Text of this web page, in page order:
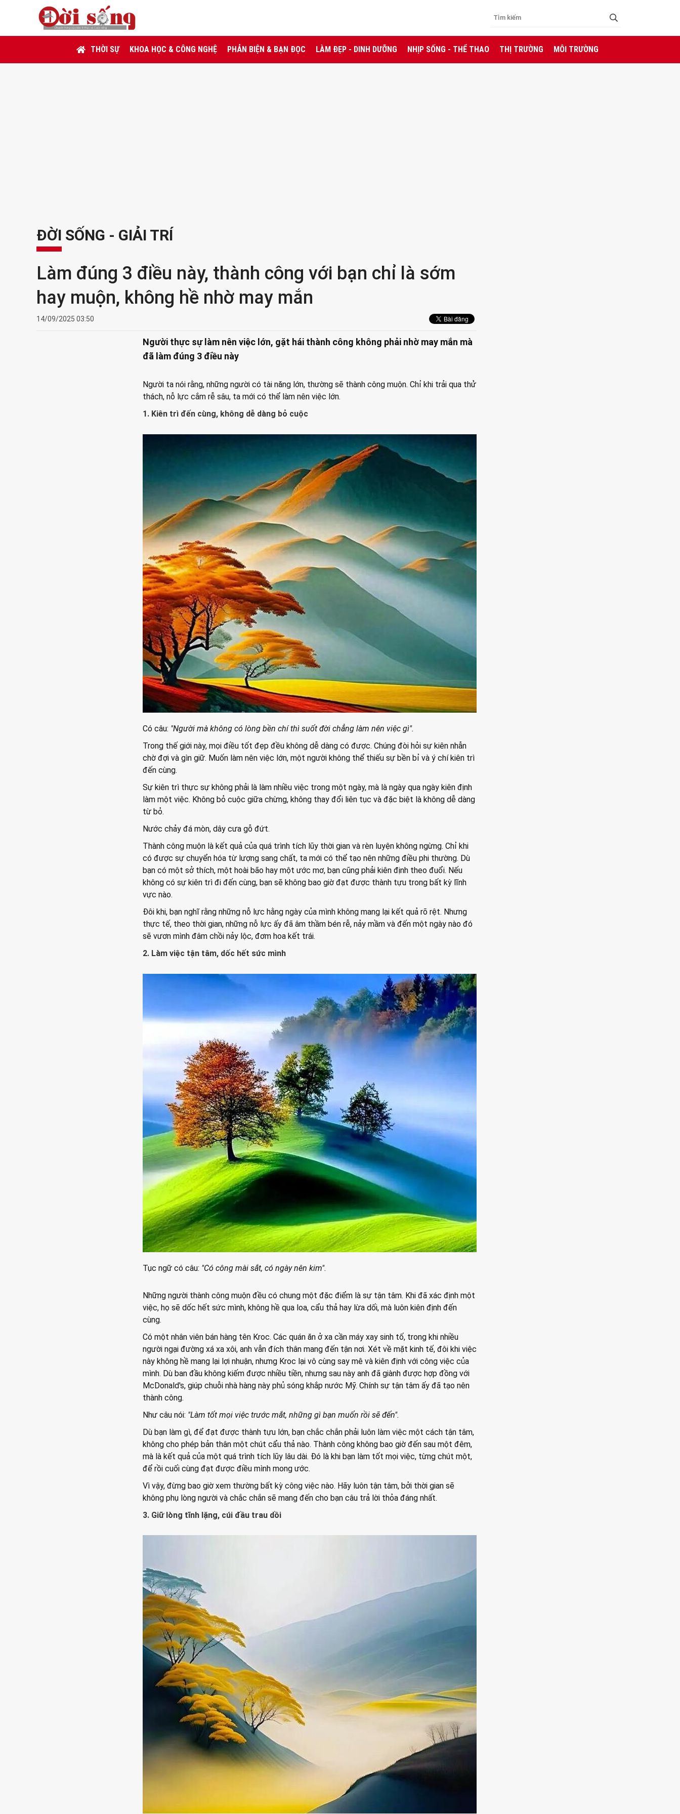
THỜI SỰ KHOA HỌC & CÔNG NGHỆ PHẢN BIỆN & BẠN ĐỌC LÀM ĐẸP - DINH DƯỠNG NHỊP SỐNG - THỂ THAO THỊ TRƯỜNG MÔI TRƯỜNG
ĐỜI SỐNG - GIẢI TRÍ
Làm đúng 3 điều này, thành công với bạn chỉ là sớm
hay muộn, không hề nhờ may mắn
14/09/2025 03:50
Người thực sự làm nên việc lớn, gặt hái thành công không phải nhờ may mắn mà
đã làm đúng 3 điều này
Người ta nói rằng, những người có tài năng lớn, thường sẽ thành công muộn. Chỉ khi trải qua thử
thách, nỗ lực cắm rễ sâu, ta mới có thể làm nên việc lớn.
1. Kiên trì đến cùng, không dễ dàng bỏ cuộc
Có câu: "Người mà không có lòng bền chí thì suốt đời chẳng làm nên việc gì".
Trong thế giới này, mọi điều tốt đẹp đều không dễ dàng có được. Chúng đòi hỏi sự kiên nhẫn
chờ đợi và gìn giữ. Muốn làm nên việc lớn, một người không thể thiếu sự bền bỉ và ý chí kiên trì
đến cùng.
Sự kiên trì thực sự không phải là làm nhiều việc trong một ngày, mà là ngày qua ngày kiên định
làm một việc. Không bỏ cuộc giữa chừng, không thay đổi liên tục và đặc biệt là không dễ dàng
từ bỏ.
Nước chảy đá mòn, dây cưa gỗ đứt.
Thành công muộn là kết quả của quá trình tích lũy thời gian và rèn luyện không ngừng. Chỉ khi
có được sự chuyển hóa từ lượng sang chất, ta mới có thể tạo nên những điều phi thường. Dù
bạn có một sở thích, một hoài bão hay một ước mơ, bạn cũng phải kiên định theo đuổi. Nếu
không có sự kiên trì đi đến cùng, bạn sẽ không bao giờ đạt được thành tựu trong bất kỳ lĩnh
vực nào.
Đôi khi, bạn nghĩ rằng những nỗ lực hằng ngày của mình không mang lại kết quả rõ rệt. Nhưng
thực tế, theo thời gian, những nỗ lực ấy đã âm thầm bén rễ, nảy mầm và đến một ngày nào đó
sẽ vươn mình đâm chồi nảy lộc, đơm hoa kết trái.
2. Làm việc tận tâm, dốc hết sức mình
Tục ngữ có câu: "Có công mài sắt, có ngày nên kim".
Những người thành công muộn đều có chung một đặc điểm là sự tận tâm. Khi đã xác định một
việc, họ sẽ dốc hết sức mình, không hề qua loa, cẩu thả hay lừa dối, mà luôn kiên định đến
cùng.
Có một nhân viên bán hàng tên Kroc. Các quán ăn ở xa cần máy xay sinh tố, trong khi nhiều
người ngại đường xá xa xôi, anh vẫn đích thân mang đến tận nơi. Xét về mặt kinh tế, đôi khi việc
này không hề mang lại lợi nhuận, nhưng Kroc lại vô cùng say mê và kiên định với công việc của
mình. Dù ban đầu không kiếm được nhiều tiền, nhưng sau này anh đã giành được hợp đồng với
McDonald's, giúp chuỗi nhà hàng này phủ sóng khắp nước Mỹ. Chính sự tận tâm ấy đã tạo nên
thành công.
Như câu nói: "Làm tốt mọi việc trước mắt, những gì bạn muốn rồi sẽ đến".
Dù bạn làm gì, để đạt được thành tựu lớn, bạn chắc chắn phải luôn làm việc một cách tận tâm,
không cho phép bản thân một chút cẩu thả nào. Thành công không bao giờ đến sau một đêm,
mà là kết quả của một quá trình tích lũy lâu dài. Đó là khi bạn làm tốt mọi việc, từng chút một,
để rồi cuối cùng đạt được điều mình mong ước.
Vì vậy, đừng bao giờ xem thường bất kỳ công việc nào. Hãy luôn tận tâm, bởi thời gian sẽ
không phụ lòng người và chắc chắn sẽ mang đến cho bạn câu trả lời thỏa đáng nhất.
3. Giữ lòng tĩnh lặng, cúi đầu trau dồi